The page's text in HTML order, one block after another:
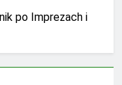
po Imprezach i